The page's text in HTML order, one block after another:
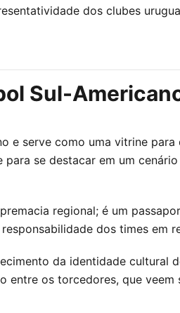
dos clubes
Sul-
serve como uma vitrine
se destacar em um
regional; é um
dos times em
da identidade cultural
os torcedores, que